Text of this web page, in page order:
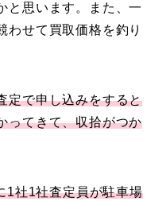
と思います。また、一
わせて買取価格を釣り
定で申し込みをすると
ってきて、収拾がつか
1社1社査定員が駐車場